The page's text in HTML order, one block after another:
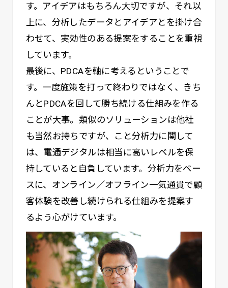
す。アイデアはもちろん大切ですが、それ以
上に、分析したデータとアイデアとを掛け合
わせて、実効性のある提案をすることを重視
しています。
最後に、PDCAを軸に考えるということで
す。一度施策を打って終わりではなく、きち
んとPDCAを回して勝ち続ける仕組みを作る
ことが大事。類似のソリューションは他社
も当然お持ちですが、こと分析力に関して
は、電通デジタルは相当に高いレベルを保
持していると自負しています。分析力をベー
スに、オンライン／オフライン一気通貫で顧
客体験を改善し続けられる仕組みを提案す
るよう心がけています。